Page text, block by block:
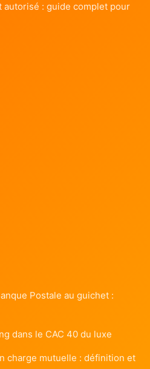
autorisé : guide complet pour
Postale au guichet :
dans le CAC 40 du luxe
charge mutuelle : définition et